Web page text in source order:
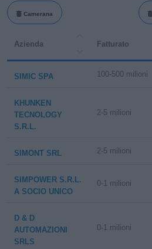
Camerana
Azienda Fatturato
SIMIC SPA 100-500 milioni
KHUNKEN
TECNOLOGY
S.R.L.
2-5 milioni
SIMONT SRL 2-5 milioni
SIMPOWER S.R.L.
A SOCIO UNICO
0-1 milioni
D & D
AUTOMAZIONI
SRLS
0-1 milioni